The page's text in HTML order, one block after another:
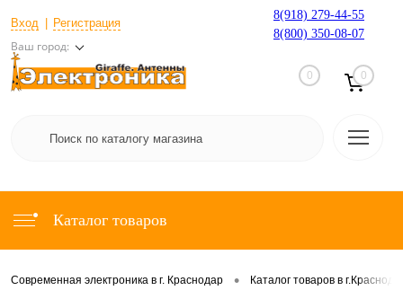
Вход Регистрация
Ваш город:
8(918) 279-44-55
8(800) 350-08-07
0 0
Каталог товаров
Современная электроника в г. Краснодар • Каталог товаров в